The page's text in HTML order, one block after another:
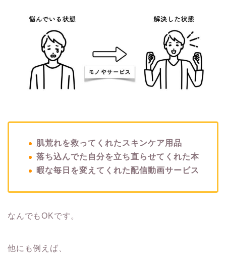
肌荒れを救ってくれたスキンケア用品
落ち込んでた自分を立ち直らせてくれた本
暇な毎日を変えてくれた配信動画サービス
なんでもOKです。
他にも例えば、